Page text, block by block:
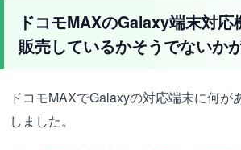
ドコモMAXのGalaxy端末対
販売しているかそうでないか
ドコモMAXでGalaxyの対応端末に何が
しました。